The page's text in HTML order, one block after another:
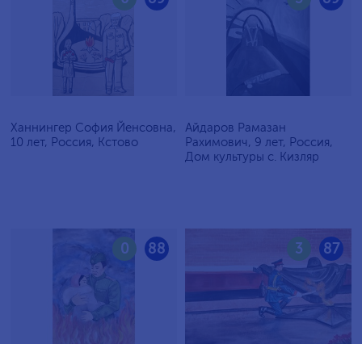
Ханнингер София Йенсовна,
10 лет, Россия, Кстово
Айдаров Рамазан
Рахимович, 9 лет, Россия,
Дом культуры с. Кизляр
88
0 87
3